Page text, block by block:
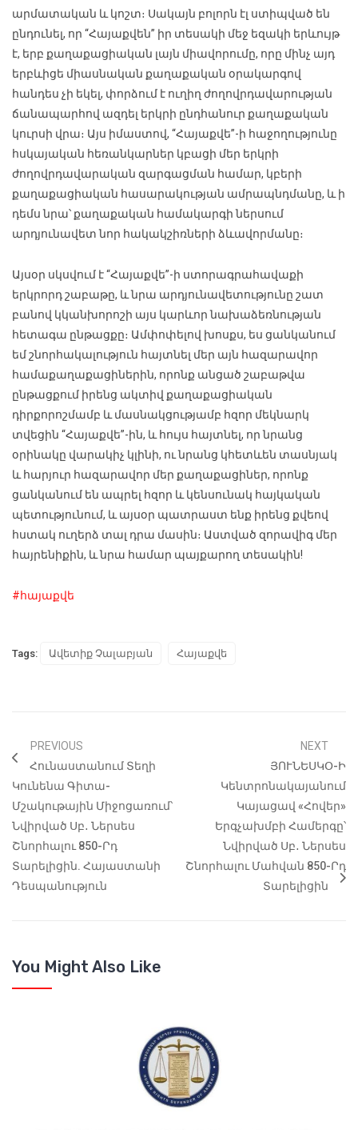
արմատական և կոշտ։ Սակայն բոլորն էլ ստիպված են
ընդունել, որ “Հայաքվեն” իր տեսակի մեջ եզակի երևույթ
է, երբ քաղաքացիական լայն միավորումը, որը մինչ այդ
երբևիցե միասնական քաղաքական օրակարգով
հանդես չի եկել, փորձում է ուղիղ ժողովրդավարության
ճանապարհով ազդել երկրի ընդհանուր քաղաքական
կուրսի վրա։ Այս իմաստով, “Հայաքվե”-ի հաջողությունը
հսկայական հեռանկարներ կբացի մեր երկրի
ժողովրդավարական զարգացման համար, կբերի
քաղաքացիական հասարակության ամրապնդմանը, և ի
դեմս նրա՝ քաղաքական համակարգի ներսում
արդյունավետ նոր հակակշիռների ձևավորմանը։
Այսօր սկսվում է “Հայաքվե”-ի ստորագրահավաքի
երկրորդ շաբաթը, և նրա արդյունավետությունը շատ
բանով կկանխորոշի այս կարևոր նախաձեռնության
հետագա ընթացքը։ Ամփոփելով խոսքս, ես ցանկանում
եմ շնորհակալություն հայտնել մեր այն հազարավոր
համաքաղաքացիներին, որոնք անցած շաբաթվա
ընթացքում իրենց ակտիվ քաղաքացիական
դիրքորոշմամբ և մասնակցությամբ հզոր մեկնարկ
տվեցին “Հայաքվե”-ին, և հույս հայտնել, որ նրանց
օրինակը վարակիչ կլինի, ու նրանց կհետևեն տասնյակ
և հարյուր հազարավոր մեր քաղաքացիներ, որոնք
ցանկանում են ապրել հզոր և կենսունակ հայկական
պետությունում, և այսօր պատրաստ ենք իրենց քվեով
հստակ ուղերձ տալ դրա մասին։ Աստված զորավիգ մեր
հայրենիքին, և նրա համար պայքարող տեսակին!
#հայաքվե
Tags: Ավետիք Չալաբյան Հայաքվե
PREVIOUS
Հունաստանում Տեղի
Կունենա Գիտա-
Մշակութային Միջոցառում՝
Նվիրված Սբ․ Ներսես
Շնորհալու 850-Րդ
Տարելիցին. Հայաստանի
Դեսպանություն
NEXT
ՅՈՒՆԵՍԿՕ-Ի
Կենտրոնակայանում
Կայացավ «Հովեր»
Երգչախմբի Համերգը՝
Նվիրված Սբ․ Ներսես
Շնորհալու Մահվան 850-Րդ
Տարելիցին
You Might Also Like